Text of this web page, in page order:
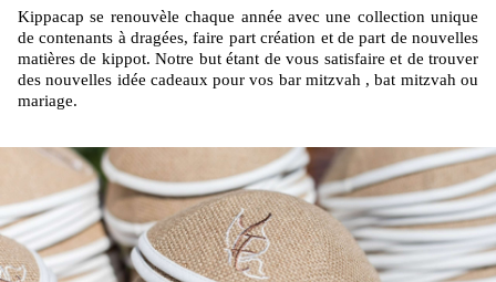
Kippacap se renouvèle chaque année avec une collection unique
de contenants à dragées, faire part création et de part de nouvelles
matières de kippot. Notre but étant de vous satisfaire et de trouver
des nouvelles idée cadeaux pour vos bar mitzvah , bat mitzvah ou
mariage.